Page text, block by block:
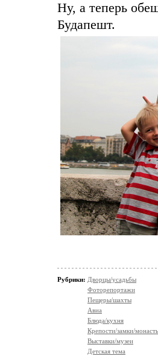
Ну, а теперь
Будапешт.
Рубрики: Дворцы/усадьбы
Фоторепортажи
Пещеры/шахты
Авиа
Блюда/кухня
Крепости/замки/
Выставки/музеи
Детская тема